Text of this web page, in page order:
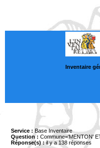
Inventaire
Service : Base Inventaire
Question : Commune='MENTON'
Réponse(s) :il y a 138 réponses